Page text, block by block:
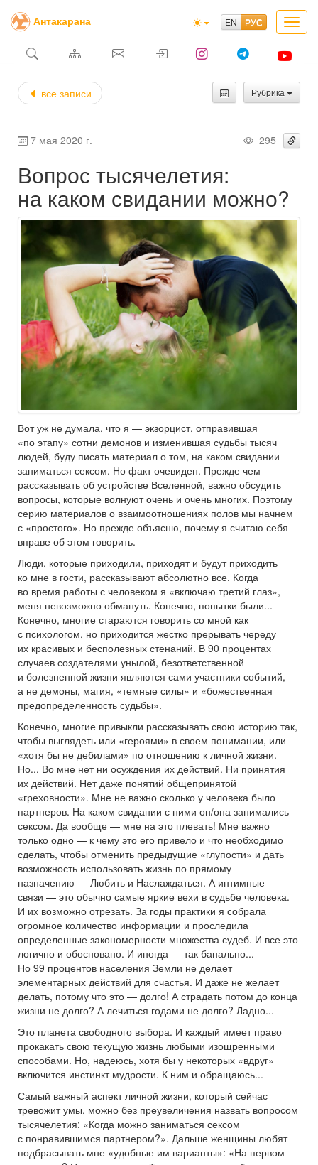
Антакарана
Рубрика
все записи
7 мая 2020 г. 295
Вопрос тысячелетия:
на каком свидании можно?
Вот уж не думала, что я — экзорцист, отправившая
«по этапу» сотни демонов и изменившая судьбы тысяч
людей, буду писать материал о том, на каком свидании
заниматься сексом. Но факт очевиден. Прежде чем
рассказывать об устройстве Вселенной, важно обсудить
вопросы, которые волнуют очень и очень многих. Поэтому
серию материалов о взаимоотношениях полов мы начнем
с «простого». Но прежде объясню, почему я считаю себя
вправе об этом говорить.
Люди, которые приходили, приходят и будут приходить
ко мне в гости, рассказывают абсолютно все. Когда
во время работы с человеком я «включаю третий глаз»,
меня невозможно обмануть. Конечно, попытки были...
Конечно, многие стараются говорить со мной как
с психологом, но приходится жестко прерывать череду
их красивых и бесполезных стенаний. В 90 процентах
случаев создателями унылой, безответственной
и болезненной жизни являются сами участники событий,
а не демоны, магия, «темные силы» и «божественная
предопределенность судьбы».
Конечно, многие привыкли рассказывать свою историю так,
чтобы выглядеть или «героями» в своем понимании, или
«хотя бы не дебилами» по отношению к личной жизни.
Но... Во мне нет ни осуждения их действий. Ни принятия
их действий. Нет даже понятий общепринятой
«греховности». Мне не важно сколько у человека было
партнеров. На каком свидании с ними он/она занимались
сексом. Да вообще — мне на это плевать! Мне важно
только одно — к чему это его привело и что необходимо
сделать, чтобы отменить предыдущие «глупости» и дать
возможность использовать жизнь по прямому
назначению — Любить и Наслаждаться. А интимные
связи — это обычно самые яркие вехи в судьбе человека.
И их возможно отрезать. За годы практики я собрала
огромное количество информации и проследила
определенные закономерности множества судеб. И все это
логично и обосновано. И иногда — так банально...
Но 99 процентов населения Земли не делает
элементарных действий для счастья. И даже не желает
делать, потому что это — долго! А страдать потом до конца
жизни не долго? А лечиться годами не долго? Ладно...
Это планета свободного выбора. И каждый имеет право
прокакать свою текущую жизнь любыми изощренными
способами. Но, надеюсь, хотя бы у некоторых «вдруг»
включится инстинкт мудрости. К ним и обращаюсь...
Самый важный аспект личной жизни, который сейчас
тревожит умы, можно без преувеличения назвать вопросом
тысячелетия: «Когда можно заниматься сексом
с понравившимся партнером?». Дальше женщины любят
подбрасывать мне «удобные им варианты»: «На первом